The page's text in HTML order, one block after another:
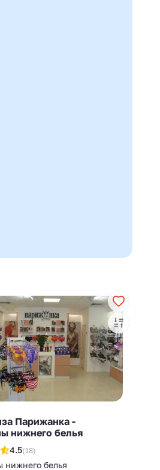
Парижанка -
нижнего белья
4.5(18)
нижнего белья